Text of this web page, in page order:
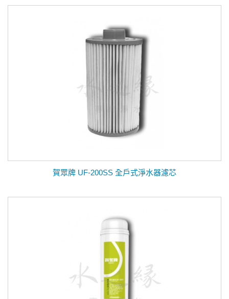
賀眾牌 UF-200SS 全戶式淨水器濾芯